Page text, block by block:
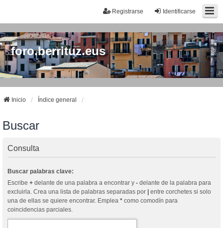
Identificarse
Registrarse
foro.berrituz.eus
Inicio Índice general
Buscar
Consulta
Buscar palabras clave:
Escribe + delante de una palabra a encontrar y - delante de la palabra para
excluirla. Crea una lista de palabras separadas por | entre corchetes si solo
una de ellas se quiere encontrar. Emplea * como comodín para
coincidencias parciales.